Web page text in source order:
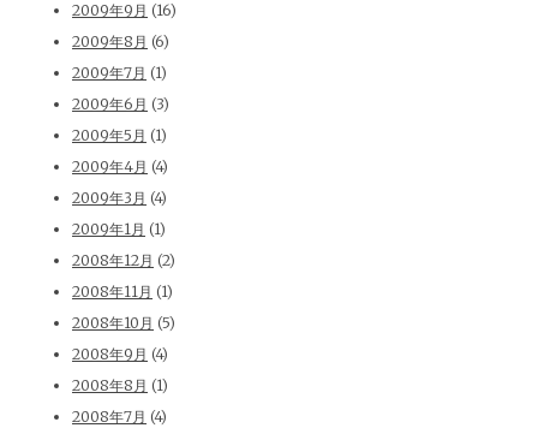
2009年9月 (16)
2009年8月 (6)
2009年7月 (1)
2009年6月 (3)
2009年5月 (1)
2009年4月 (4)
2009年3月 (4)
2009年1月 (1)
2008年12月 (2)
2008年11月 (1)
2008年10月 (5)
2008年9月 (4)
2008年8月 (1)
2008年7月 (4)